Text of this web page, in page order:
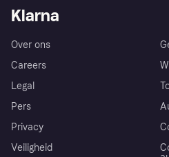
Klarna
Over ons
Careers
Legal
Pers
Privacy
Veiligheid